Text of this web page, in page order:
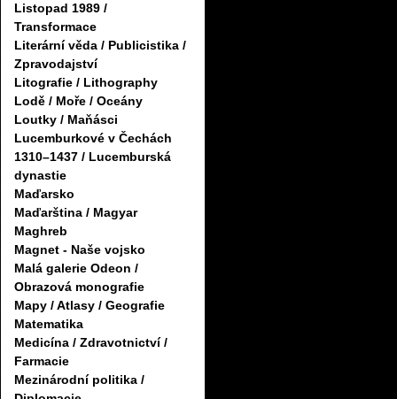
Listopad 1989 /
Transformace
Literární věda / Publicistika /
Zpravodajství
Litografie / Lithography
Lodě / Moře / Oceány
Loutky / Maňásci
Lucemburkové v Čechách
1310–1437 / Lucemburská
dynastie
Maďarsko
Maďarština / Magyar
Maghreb
Magnet - Naše vojsko
Malá galerie Odeon /
Obrazová monografie
Mapy / Atlasy / Geografie
Matematika
Medicína / Zdravotnictví /
Farmacie
Mezinárodní politika /